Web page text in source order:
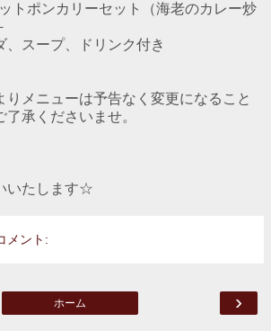
トポンカリーセット（海老のカレー炒
、ドリンク付き
りメニューは予告なく変更になること
承くださいませ。
いたします☆
メント:
›
ホーム